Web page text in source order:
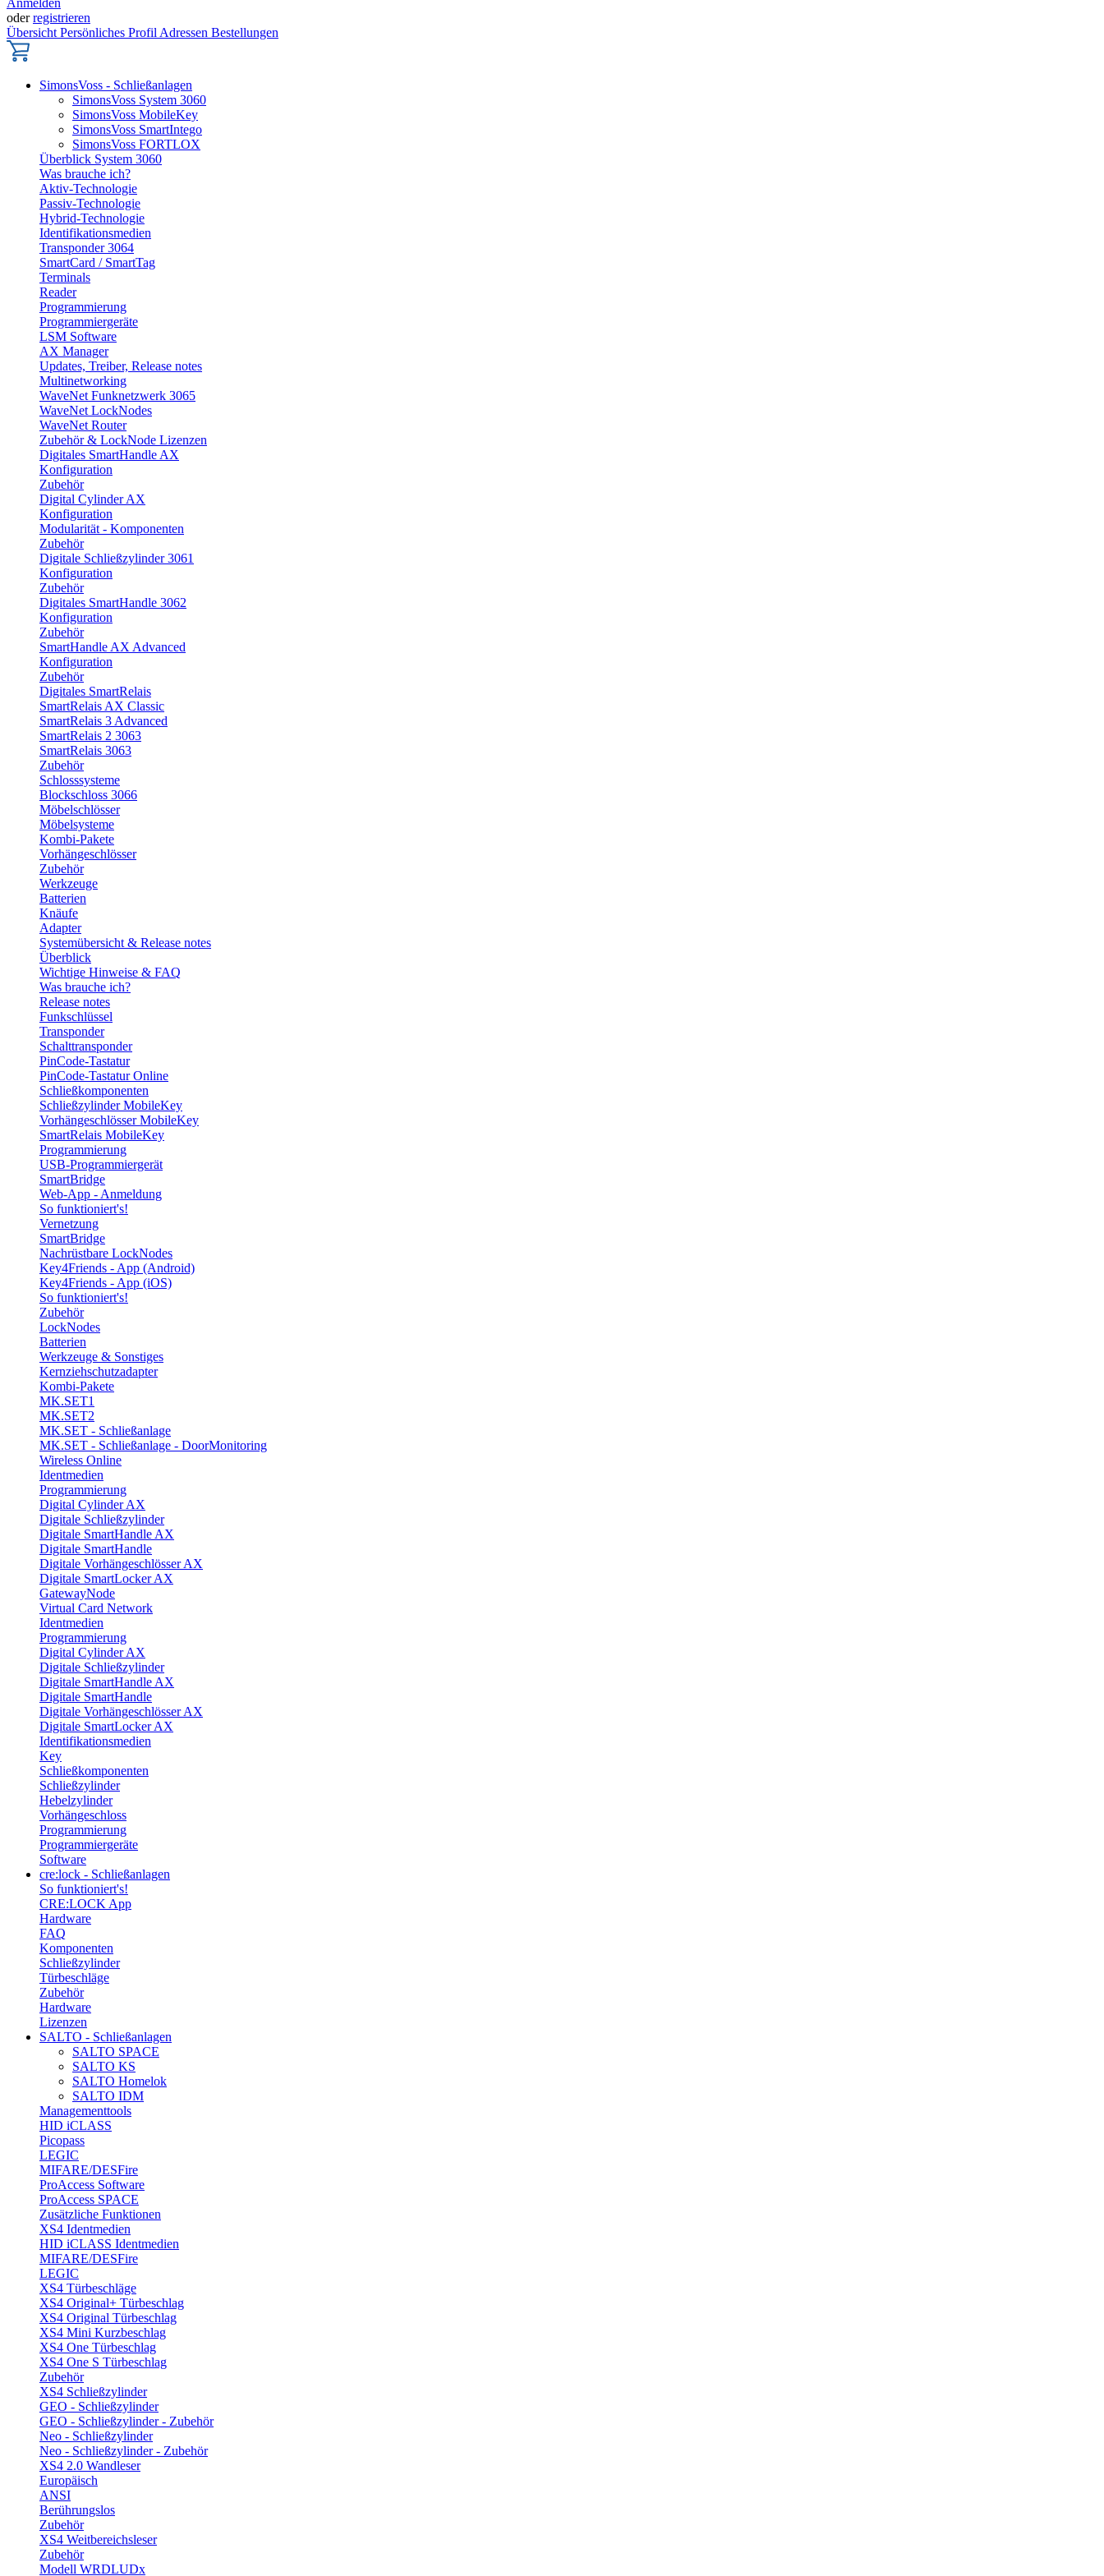
Anmelden
oderregistrieren
Übersicht Persönliches Profil Adressen Bestellungen
SimonsVoss - Schließanlagen
SimonsVoss System 3060
SimonsVoss MobileKey
SimonsVoss SmartIntego
SimonsVoss FORTLOX
Überblick System 3060
Was brauche ich?
Aktiv-Technologie
Passiv-Technologie
Hybrid-Technologie
Identifikationsmedien
Transponder 3064
SmartCard / SmartTag
Terminals
Reader
Programmierung
Programmiergeräte
LSM Software
AX Manager
Updates, Treiber, Release notes
Multinetworking
WaveNet Funknetzwerk 3065
WaveNet LockNodes
WaveNet Router
Zubehör & LockNode Lizenzen
Digitales SmartHandle AX
Konfiguration
Zubehör
Digital Cylinder AX
Konfiguration
Modularität - Komponenten
Zubehör
Digitale Schließzylinder 3061
Konfiguration
Zubehör
Digitales SmartHandle 3062
Konfiguration
Zubehör
SmartHandle AX Advanced
Konfiguration
Zubehör
Digitales SmartRelais
SmartRelais AX Classic
SmartRelais 3 Advanced
SmartRelais 2 3063
SmartRelais 3063
Zubehör
Schlosssysteme
Blockschloss 3066
Möbelschlösser
Möbelsysteme
Kombi-Pakete
Vorhängeschlösser
Zubehör
Werkzeuge
Batterien
Knäufe
Adapter
Systemübersicht & Release notes
Überblick
Wichtige Hinweise & FAQ
Was brauche ich?
Release notes
Funkschlüssel
Transponder
Schalttransponder
PinCode-Tastatur
PinCode-Tastatur Online
Schließkomponenten
Schließzylinder MobileKey
Vorhängeschlösser MobileKey
SmartRelais MobileKey
Programmierung
USB-Programmiergerät
SmartBridge
Web-App - Anmeldung
So funktioniert's!
Vernetzung
SmartBridge
Nachrüstbare LockNodes
Key4Friends - App (Android)
Key4Friends - App (iOS)
So funktioniert's!
Zubehör
LockNodes
Batterien
Werkzeuge & Sonstiges
Kernziehschutzadapter
Kombi-Pakete
MK.SET1
MK.SET2
MK.SET - Schließanlage
MK.SET - Schließanlage - DoorMonitoring
Wireless Online
Identmedien
Programmierung
Digital Cylinder AX
Digitale Schließzylinder
Digitale SmartHandle AX
Digitale SmartHandle
Digitale Vorhängeschlösser AX
Digitale SmartLocker AX
GatewayNode
Virtual Card Network
Identmedien
Programmierung
Digital Cylinder AX
Digitale Schließzylinder
Digitale SmartHandle AX
Digitale SmartHandle
Digitale Vorhängeschlösser AX
Digitale SmartLocker AX
Identifikationsmedien
Key
Schließkomponenten
Schließzylinder
Hebelzylinder
Vorhängeschloss
Programmierung
Programmiergeräte
Software
cre:lock - Schließanlagen
So funktioniert's!
CRE:LOCK App
Hardware
FAQ
Komponenten
Schließzylinder
Türbeschläge
Zubehör
Hardware
Lizenzen
SALTO - Schließanlagen
SALTO SPACE
SALTO KS
SALTO Homelok
SALTO IDM
Managementtools
HID iCLASS
Picopass
LEGIC
MIFARE/DESFire
ProAccess Software
ProAccess SPACE
Zusätzliche Funktionen
XS4 Identmedien
HID iCLASS Identmedien
MIFARE/DESFire
LEGIC
XS4 Türbeschläge
XS4 Original+ Türbeschlag
XS4 Original Türbeschlag
XS4 Mini Kurzbeschlag
XS4 One Türbeschlag
XS4 One S Türbeschlag
Zubehör
XS4 Schließzylinder
GEO - Schließzylinder
GEO - Schließzylinder - Zubehör
Neo - Schließzylinder
Neo - Schließzylinder - Zubehör
XS4 2.0 Wandleser
Europäisch
ANSI
Berührungslos
Zubehör
XS4 Weitbereichsleser
Zubehör
Modell WRDLUDx